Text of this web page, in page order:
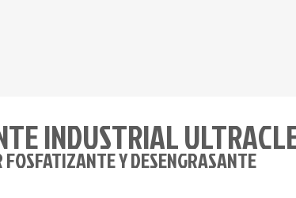
INDUSTRIAL
Y DESENGRASANTE